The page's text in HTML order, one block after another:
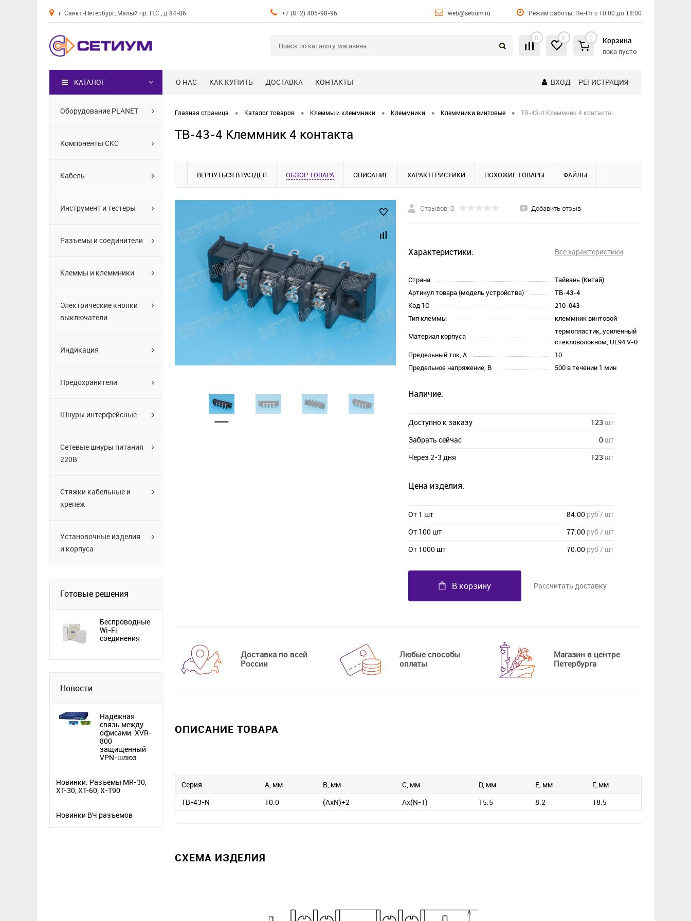
г. Санкт-Петербург, Малый пр. П.С., д 84-86 +7 (812) 405-90-96 web@setium.ru Режим работы: Пн-Пт с 10:00 до 18:00
0 0 0 Корзина
пока пусто
О НАС КАК КУПИТЬ ДОСТАВКА КОНТАКТЫ ВХОД РЕГИСТРАЦИЯ
КАТАЛОГ
Оборудование PLANET
Компоненты СКС
Кабель
Инструмент и тестеры
Разъемы и соединители
Клеммы и клеммники
Электрические кнопки
выключатели
Индикация
Предохранители
Шнуры интерфейсные
Сетевые шнуры питания
220В
Стяжки кабельные и
крепеж
Установочные изделия
и корпуса
Готовые решения
Беспроводные
Wi-Fi
соединения
Новости
Надёжная
связь между
офисами: XVR-
800
защищённый
VPN-шлюз
Новинки. Разъемы MR-30,
XT-30, XT-60, X-T90
Новинки ВЧ разъемов
Главная страница • Каталог товаров • Клеммы и клеммники • Клеммники • Клеммники винтовые • TB-43-4 Клеммник 4 контакта
TB-43-4 Клеммник 4 контакта
ВЕРНУТЬСЯ В РАЗДЕЛ ОБЗОР ТОВАРА ОПИСАНИЕ ХАРАКТЕРИСТИКИ ПОХОЖИЕ ТОВАРЫ ФАЙЛЫ
Отзывов: 0 Добавить отзыв
Характеристики: Все характеристики
Страна
Тайвань (Китай)
Артикул товара (модель устройства)
TB-43-4
Код 1С
210-043
Тип клеммы
клеммник винтовой
Материал корпуса
термопластик, усиленный
стекловолокном, UL94 V-0
Предельный ток, А
10
Предельное напряжение, В
500 в течении 1 мин
Наличие:
Доступно к заказу 123 шт
Забрать сейчас
0 шт
Через 2-3 дня
123 шт
Цена изделия:
От 1 шт 84.00 руб / шт
От 100 шт
77.00 руб / шт
От 1000 шт
70.00 руб / шт
В корзину Рассчитать доставку
Доставка по всей
России
Любые способы
оплаты
Магазин в центре
Петербурга
ОПИСАНИЕ ТОВАРА
Серия A, мм B, мм C, мм D, мм E, мм
F, мм
TB-43-N
10.0 (AxN)+2 Ax(N-1) 15.5 8.2 18.5
СХЕМА ИЗДЕЛИЯ